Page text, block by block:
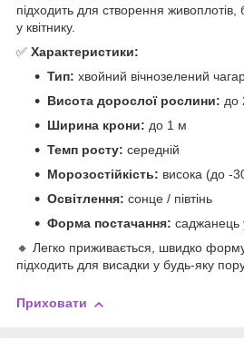
підходить для створення живоплотів,
у квітнику.
✅ Характеристики:
Тип: хвойний вічнозелений
Висота дорослої рослини: до
Ширина крони: до 1 м
Темп росту: середній
Морозостійкість: висока (до -
Освітлення: сонце / півтінь
Форма постачання: саджанець
🔸 Легко приживається, швидко
підходить для висадки у будь-яку
Приховати